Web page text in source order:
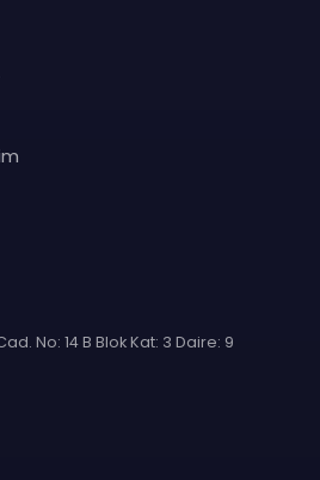
No: 14 B Blok Kat: 3 Daire: 9